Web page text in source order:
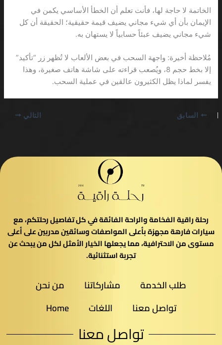
الخاتمة لا حاجة لها، فأنت تعلم أن الخطأ الأساسي يكمن في
الإيمان بأن أي شيء مجاني يضيف قيمة حقيقية؛ الحقيقة أن كل
شيء مجاني يضيف عبئاً حسابياً لا يستهان به.
مُلاحظة أخيرة: واجهة السحب في بعض الألعاب لا تُظهر زر “تأكيد”
إلا بخط حجم 8، ويُصعب قراءته على شاشة هاتف صغيرة، وهذا
يفسر لماذا يظل الكثيرون عالقين في عملية السحب.
السابق التالي
رحلة راقية الفخامة والراحة الفائقة في كل تفاصيل رحلتكم، مع
سيارات فارهة مجهزة بأعلى المواصفات وسائقين مدربين على أعلى
مستوى من الاحترافية، مما يجعلها الخيار الأمثل لكل من يبحث عن
تجربة استثنائية.
طلب الخدمة مشاركاتنا
من نحن
تواصل معنا
اللغات Home
تواصل معنا​